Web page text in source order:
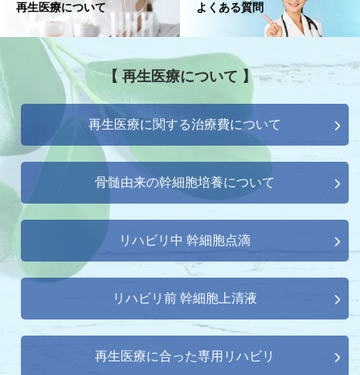
再生医療について よくある質問
【 再生医療について 】
再生医療に関する治療費について
骨髄由来の幹細胞培養について
リハビリ中 幹細胞点滴
リハビリ前 幹細胞上清液
再生医療に合った専用リハビリ